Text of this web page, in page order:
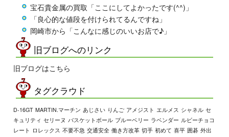
宝石貴金属の買取「ここにしてよかったです(^^)」
「良心的な値段を付けられてるんですね」
岡崎市から「こんなに感じのいいお店で♪」
旧ブログへのリンク
旧ブログはこちら
タグクラウド
D-16GT MARTIN.マーチン あじさい りんご アメジスト エルメス シャネル セ
キュリティ セリーヌ バスケットボール ブルーベリー ラベンダー ルビーチョコ
レート ロレックス 不要不急 交通安全 働き方改革 切手 初めて 喜平 囲碁 外出